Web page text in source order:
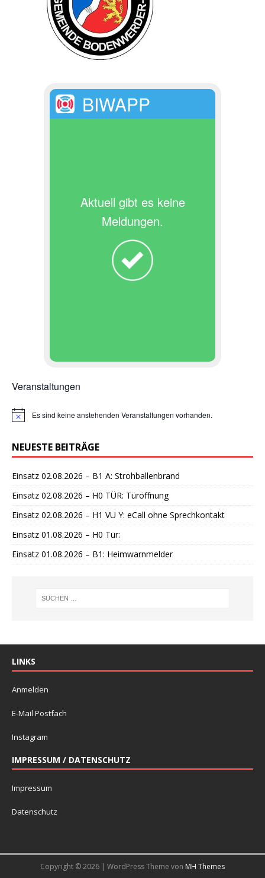
BIWAPP
Aktuell gibt es keine
Meldungen.
Veranstaltungen
H
w
e
s
Es sind keine anstehenden Veranstaltungen vorhanden.
NEUESTE BEITRÄGE
Einsatz 02.08.2026 – B1 A: Strohballenbrand
Einsatz 02.08.2026 – H0 TÜR: Türöffnung
Einsatz 02.08.2026 – H1 VU Y: eCall ohne Sprechkontakt
Einsatz 01.08.2026 – H0 Tür:
Einsatz 01.08.2026 – B1: Heimwarnmelder
LINKS
Anmelden
E-Mail Postfach
Instagram
IMPRESSUM / DATENSCHUTZ
Impressum
Datenschutz
Copyright © 2026 | WordPress Theme von MH Themes